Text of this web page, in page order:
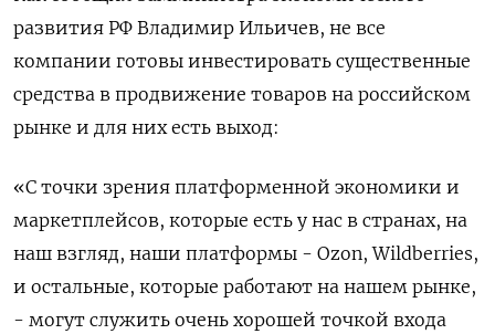
развития РФ Владимир Ильичев, не все
компании готовы инвестировать существенные
средства в продвижение товаров на российском
рынке и для них есть выход:
«С точки зрения платформенной ​экономики и
маркетплейсов, которые есть у нас в ​странах, на
наш взгляд, наши платформы - Ozon, ‌Wildberries,
и остальные, которые работают на нашем рынке,
- могут служить очень хорошей точкой входа